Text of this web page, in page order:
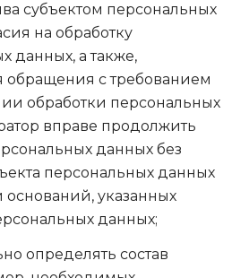
субъектом персональных
на обработку
данных, а также,
обращения с требованием
обработки персональных
вправе продолжить
данных без
персональных данных
указанных
данных;
определять состав